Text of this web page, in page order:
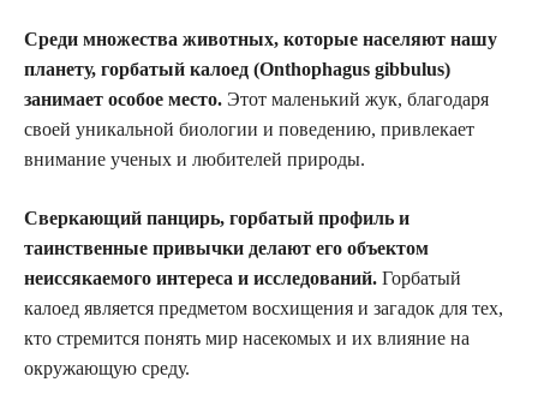
Среди множества животных, которые населяют нашу
планету, горбатый калоед (Onthophagus gibbulus)
занимает особое место. Этот маленький жук, благодаря
своей уникальной биологии и поведению, привлекает
внимание ученых и любителей природы.
Сверкающий панцирь, горбатый профиль и
таинственные привычки делают его объектом
неиссякаемого интереса и исследований. Горбатый
калоед является предметом восхищения и загадок для тех,
кто стремится понять мир насекомых и их влияние на
окружающую среду.